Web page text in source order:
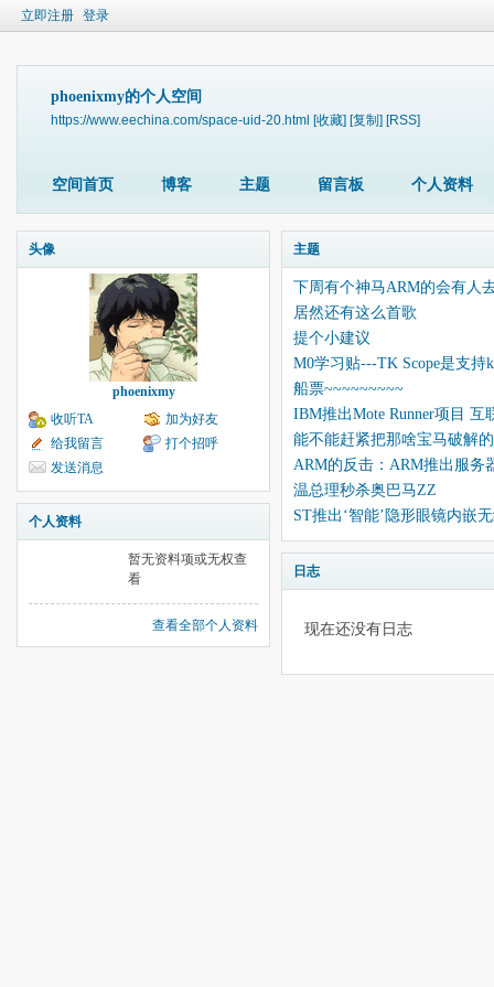
立即注册 登录
phoenixmy的个人空间
https://www.eechina.com/space-uid-20.html [收藏] [复制] [RSS]
空间首页 博客 主题 留言板 个人资料
头像
phoenixmy
收听TA
加为好友
给我留言
打个招呼
发送消息
个人资料
暂无资料项或无权查
看
查看全部个人资料
主题
下周有个神马ARM的会有人
居然还有这么首歌
提个小建议
M0学习贴---TK Scope是支
船票~~~~~~~~~
IBM推出Mote Runner项目 互
能不能赶紧把那啥宝马破解
ARM的反击：ARM推出服务
温总理秒杀奥巴马ZZ
ST推出‘智能’隐形眼镜内嵌
日志
现在还没有日志